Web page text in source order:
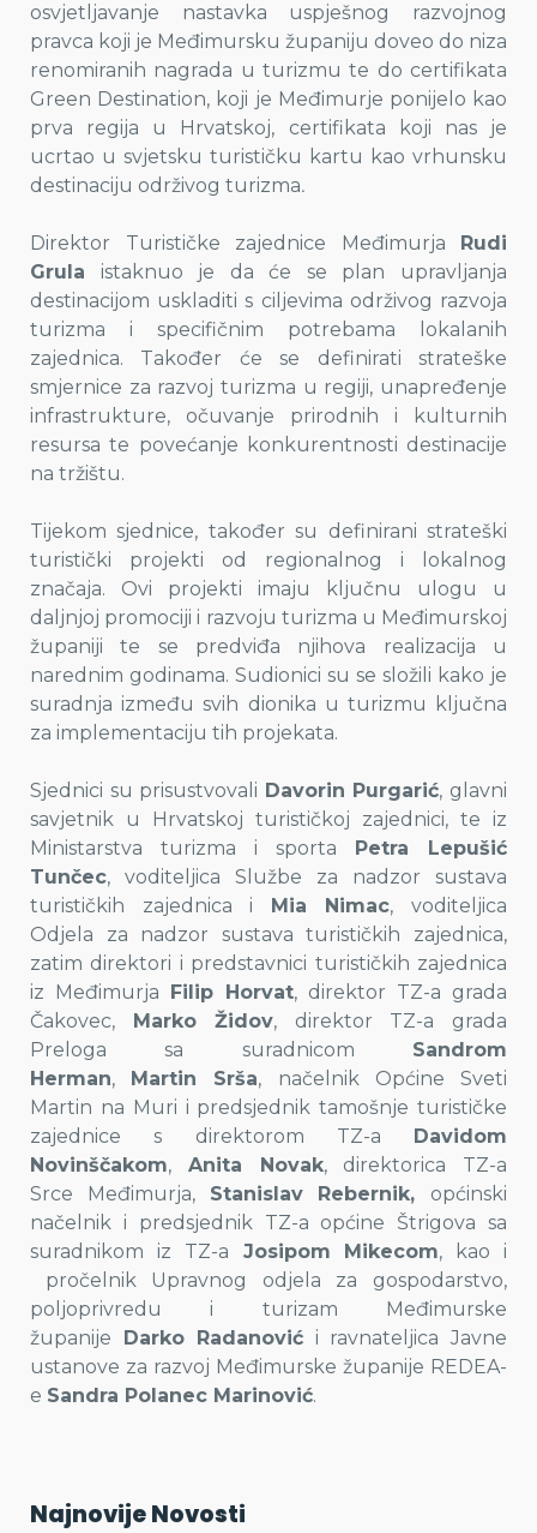
osvjetljavanje nastavka uspješnog razvojnog
pravca koji je Međimursku županiju doveo do niza
renomiranih nagrada u turizmu te do certifikata
Green Destination, koji je Međimurje ponijelo kao
prva regija u Hrvatskoj, certifikata koji nas je
ucrtao u svjetsku turističku kartu kao vrhunsku
destinaciju održivog turizma.
Direktor Turističke zajednice Međimurja Rudi
Grula istaknuo je da će se plan upravljanja
destinacijom uskladiti s ciljevima održivog razvoja
turizma i specifičnim potrebama lokalanih
zajednica. Također će se definirati strateške
smjernice za razvoj turizma u regiji, unapređenje
infrastrukture, očuvanje prirodnih i kulturnih
resursa te povećanje konkurentnosti destinacije
na tržištu.
Tijekom sjednice, također su definirani strateški
turistički projekti od regionalnog i lokalnog
značaja. Ovi projekti imaju ključnu ulogu u
daljnjoj promociji i razvoju turizma u Međimurskoj
županiji te se predviđa njihova realizacija u
narednim godinama. Sudionici su se složili kako je
suradnja između svih dionika u turizmu ključna
za implementaciju tih projekata.
Sjednici su prisustvovali Davorin Purgarić, glavni
savjetnik u Hrvatskoj turističkoj zajednici, te iz
Ministarstva turizma i sporta Petra Lepušić
Tunčec, voditeljica Službe za nadzor sustava
turističkih zajednica i Mia Nimac, voditeljica
Odjela za nadzor sustava turističkih zajednica,
zatim direktori i predstavnici turističkih zajednica
iz Međimurja Filip Horvat, direktor TZ-a grada
Čakovec, Marko Židov, direktor TZ-a grada
Preloga sa suradnicom Sandrom
Herman, Martin Srša, načelnik Općine Sveti
Martin na Muri i predsjednik tamošnje turističke
zajednice s direktorom TZ-a Davidom
Novinščakom, Anita Novak, direktorica TZ-a
Srce Međimurja, Stanislav Rebernik, općinski
načelnik i predsjednik TZ-a općine Štrigova sa
suradnikom iz TZ-a Josipom Mikecom, kao i
pročelnik Upravnog odjela za gospodarstvo,
poljoprivredu i turizam Međimurske
županije Darko Radanović i ravnateljica Javne
ustanove za razvoj Međimurske županije REDEA-
e Sandra Polanec Marinović.
Najnovije Novosti